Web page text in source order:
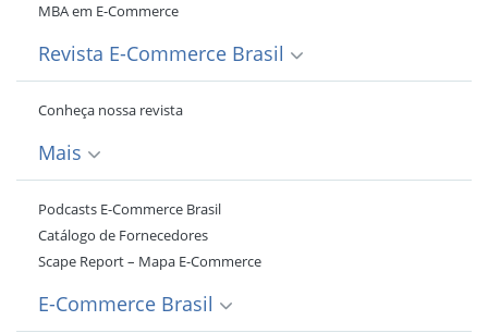
MBA em E-Commerce
Revista E-Commerce Brasil
Conheça nossa revista
Mais
Podcasts E-Commerce Brasil
Catálogo de Fornecedores
Scape Report – Mapa E-Commerce
E-Commerce Brasil